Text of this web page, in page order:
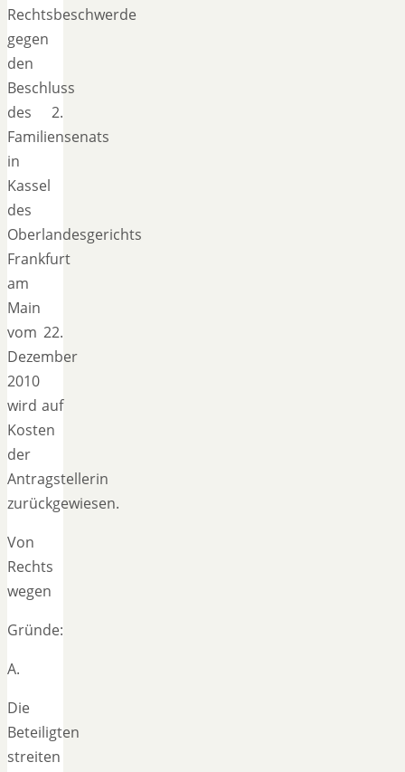
Rechtsbeschwerde
gegen
den
Beschluss
des 2.
Familiensenats
in
Kassel
des
Oberlandesgerichts
Frankfurt
am
Main
vom 22.
Dezember
2010
wird auf
Kosten
der
Antragstellerin
zurückgewiesen.
Von
Rechts
wegen
Gründe:
A.
Die
Beteiligten
streiten